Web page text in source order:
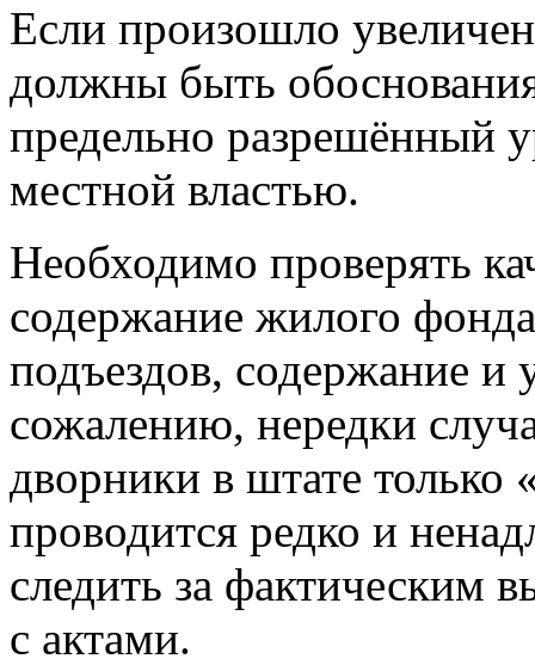
Если произошло
должны быть
предельно разрешённый
местной властью.
Необходимо проверять
содержание жилого
подъездов, содержание и
сожалению, нередки
дворники в штате только
проводится редко и
следить за фактическим
с актами.